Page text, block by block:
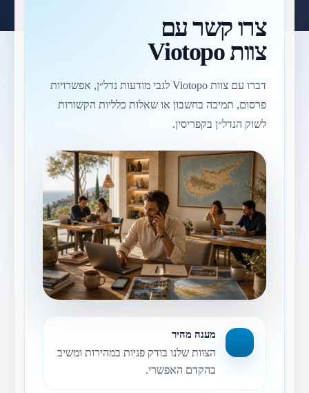
צרו קשר עם
צוות Viotopo
דברו עם צוות Viotopo לגבי מודעות נדל״ן, אפשרויות
פרסום, תמיכה בחשבון או שאלות כלליות הקשורות
לשוק הנדל״ן בקפריסין.
מענה מהיר
הצוות שלנו בודק פניות במהירות ומשיב
בהקדם האפשרי.